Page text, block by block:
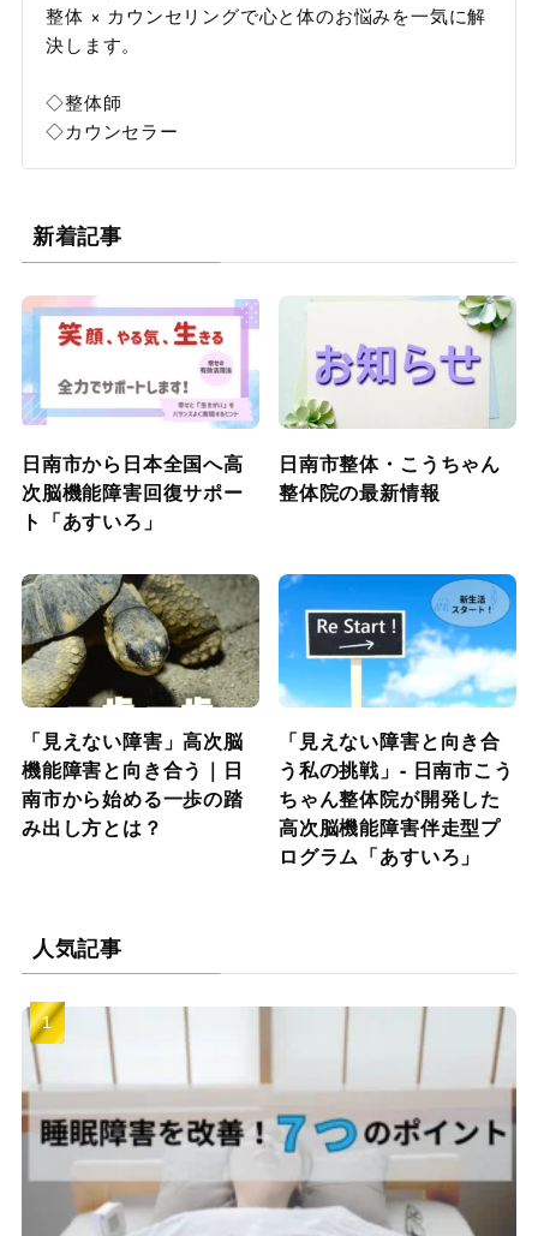
整体 × カウンセリングで心と体のお悩みを一気に解
決します。
◇整体師
◇カウンセラー
新着記事
日南市から日本全国へ高
次脳機能障害回復サポー
ト「あすいろ」
日南市整体・こうちゃん
整体院の最新情報
「見えない障害」高次脳
機能障害と向き合う｜日
南市から始める一歩の踏
み出し方とは？
「見えない障害と向き合
う私の挑戦」- 日南市こう
ちゃん整体院が開発した
高次脳機能障害伴走型プ
ログラム「あすいろ」
人気記事